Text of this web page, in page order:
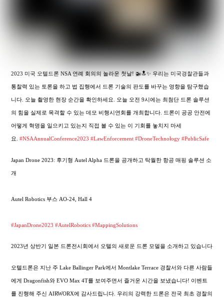
2023 미국 오텔드론 NSA 연례 회의의 놀라운 첫날! 🚁🔝✨ 우리는 미국경찰관들과
통찰력 있는 토론을 하고 법 집행에서 드론 기술의 판도를 바꾸는 영향을 탐구했습
니다. 오늘 촬영한 현장 순간을 확인하세요. 오늘 오전 9시에는 최첨단 드론 솔루션
의 힘을 실제로 목격할 수 있는 데모 비행시연회를 개최합니다. 드론이 공공 안전에
어떻게 혁명을 일으키고 있는지 직접 볼 수 있는 이 기회를 놓치지 마세
요.#NSAAnnualConference2023 #LawEnforcement #DroneTechnology #PublicSafe
Japan Drone 2023: 후기형 Autel Alpha 드론을 공개하고 탁월한 항공 매핑 솔루션 소
개
Autel Robotics 부스 AO-24, Hall 4
#JapanDrone2023#AutelRobotics#MappingSolutions
2023년 상반기 일본 드론전시회에서 오텔의 새로운 드론 모델을 소개하고 있습니다
오텔드론은 지난 주 Lake Ballinger Park에서 Montlake Terrace 경찰서와 다른 사람들
에게 Dragonfish와 EVO Max 4T를 보여주면서 즐거운 시간을 보냈습니다! 이벤트
를 진행해 주신 AIRWORX에 감사드립니다. 우리의 강력한 드론은 전국 최초 경찰의